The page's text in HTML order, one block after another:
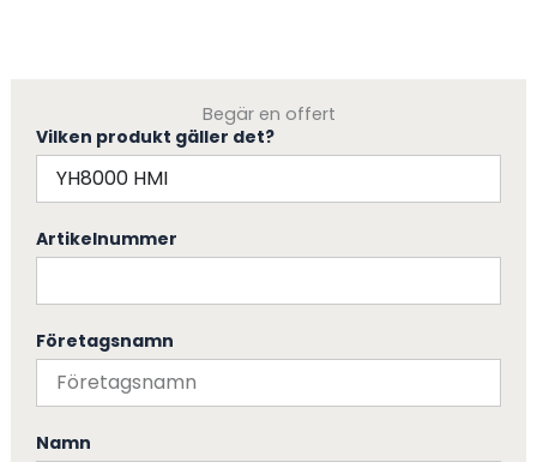
Begär en offert
Vilken produkt gäller det?
Artikelnummer
Företagsnamn
Namn